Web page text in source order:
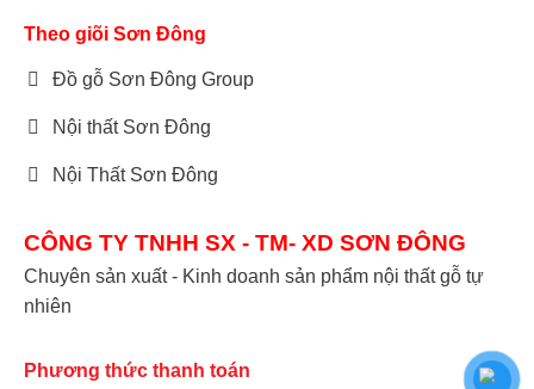
Theo giõi Sơn Đông
Đồ gỗ Sơn Đông Group
Nội thất Sơn Đông
Nội Thất Sơn Đông
CÔNG TY TNHH SX - TM- XD SƠN ĐÔNG
Chuyên sản xuất - Kinh doanh sản phẩm nội thất gỗ tự
nhiên
Phương thức thanh toán